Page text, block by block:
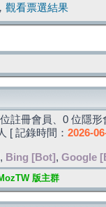
觀看票選結果
註冊會員、0 位隱
[ 記錄時間： 2026-
, Bing [Bot] , Google
版主群